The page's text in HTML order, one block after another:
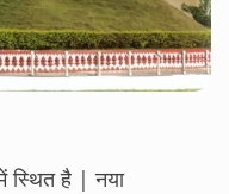
स्थित है | नया